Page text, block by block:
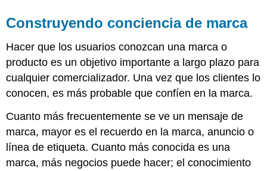
Nota
demanda
Satisfacer
demanda
Nota
Impulsando
respuesta
directa
y
Construyendo conciencia de marca
Hacer que los usuarios conozcan una marca o
producto es un objetivo importante a largo plazo para
cualquier comercializador. Una vez que los clientes lo
conocen, es más probable que confíen en la marca.
Cuanto más frecuentemente se ve un mensaje de
marca, mayor es el recuerdo en la marca, anuncio o
línea de etiqueta. Cuanto más conocida es una
marca, más negocios puede hacer; el conocimiento